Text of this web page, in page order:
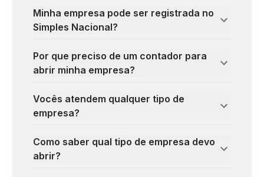
Minha empresa pode ser registrada no
Simples Nacional?
Por que preciso de um contador para
abrir minha empresa?
Vocês atendem qualquer tipo de
empresa?
Como saber qual tipo de empresa devo
abrir?